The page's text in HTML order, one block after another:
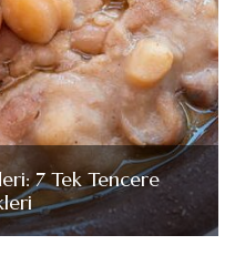
7 Tek Tencere